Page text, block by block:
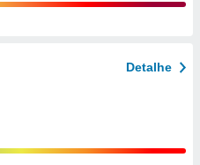
Detalhe